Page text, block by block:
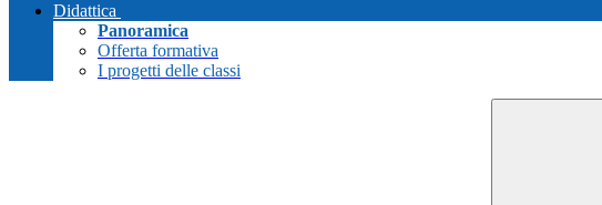
Didattica
Panoramica
Offerta formativa
I progetti delle classi